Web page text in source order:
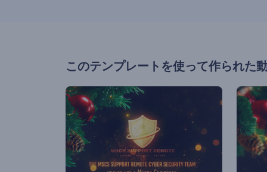
このテンプレートを使って作られた